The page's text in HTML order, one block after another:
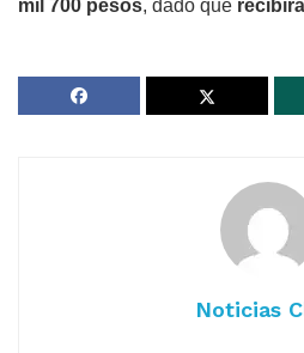
mil 700 pesos, dado que
Noticias